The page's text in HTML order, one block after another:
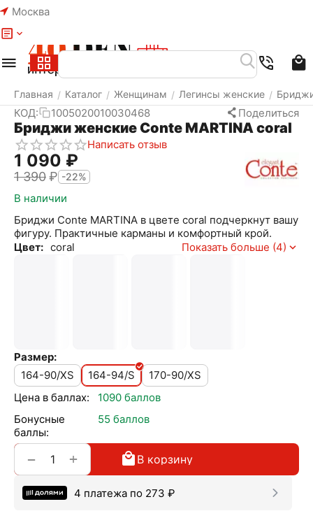
Москва
Главная / Каталог / Женщинам / Легинсы женские /
КОД: 1005020010030468 Поделиться
Бриджи женские Conte MARTINA coral
Написать отзыв
1 090 ₽
1 390₽ -22%
В наличии
Бриджи Conte MARTINA в цвете coral подчеркнут вашу
фигуру. Практичные карманы и комфортный крой.
Цвет: coral Показать больше (4)
Размер:
164-90/XS
164-94/S
170-90/XS
Цена в баллах:
1090 баллов
Бонусные
баллы:
55 баллов
+
− В корзину
4 платежа по 273 ₽
Меню